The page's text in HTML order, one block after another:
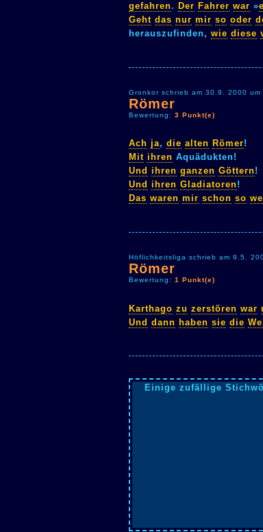
gefahren. Der Fahrer war »
Geht das nur mir so oder
herauszufinden, wie diese
Gronkor schrieb am 30.9. 2000
Römer
Bewertung: 3 Punkt(e)
Ach ja, die alten Römer!
Mit ihren Aquädukten!
Und ihren ganzen Göttern!
Und ihren Gladiatoren!
Das waren mir schon so
Höflichkeitsliga schrieb am 9.5.
Römer
Bewertung: 1 Punkt(e)
Karthago zu zerstören war
Und dann haben sie die
Einige zufällige